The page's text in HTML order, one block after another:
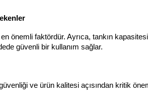
önemli faktördür. Ayrıca, tankın
güvenli bir kullanım sağlar.
ve ürün kalitesi açısından kritik